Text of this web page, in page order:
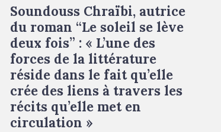
Soundouss Chraïbi, autrice
du roman “Le soleil se lève
deux fois” : « L’une des
forces de la littérature
réside dans le fait qu’elle
crée des liens à travers les
récits qu’elle met en
circulation »